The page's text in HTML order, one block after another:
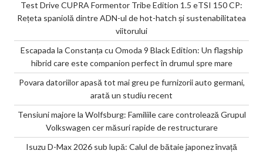
Test Drive CUPRA Formentor Tribe Edition 1.5 eTSI 150 CP:
Rețeta spaniolă dintre ADN-ul de hot-hatch și sustenabilitatea
viitorului
Escapada la Constanța cu Omoda 9 Black Edition: Un flagship
hibrid care este companion perfect în drumul spre mare
Povara datoriilor apasă tot mai greu pe furnizorii auto germani,
arată un studiu recent
Tensiuni majore la Wolfsburg: Familiile care controlează Grupul
Volkswagen cer măsuri rapide de restructurare
Isuzu D-Max 2026 sub lupă: Calul de bătaie japonez învață